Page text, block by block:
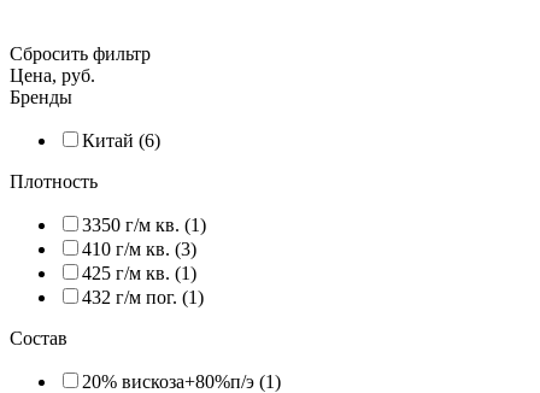
Сбросить фильтр
Цена, руб.
Бренды
Китай (6)
Плотность
3350 г/м кв. (1)
410 г/м кв. (3)
425 г/м кв. (1)
432 г/м пог. (1)
Состав
20% вискоза+80%п/э (1)